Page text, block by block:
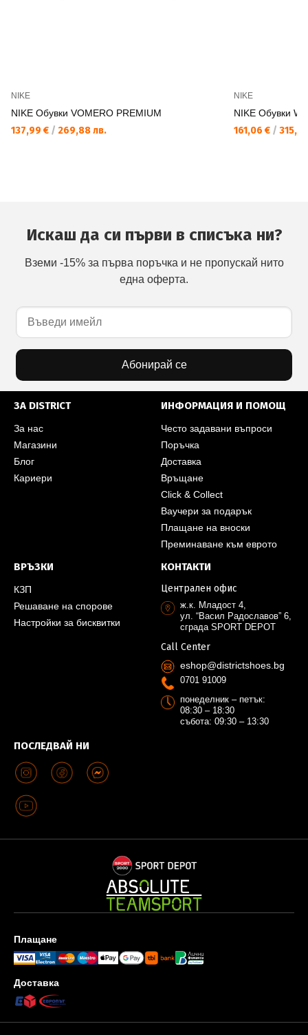
NIKE
NIKE Обувки VOMERO PREMIUM
137,99 € / 269,88 лв.
NIKE
NIKE Обувки W
161,06 € /
Искаш да си първи в списъка ни?
Вземи -15% за първа поръчка и не пропускай нито
една оферта.
Абонирай се
ЗА DISTRICT
За нас
Магазини
Блог
Кариери
ИНФОРМАЦИЯ И ПОМОЩ
Често задавани въпроси
Поръчка
Доставка
Връщане
Click & Collect
Ваучери за подарък
Плащане на вноски
Преминаване към еврото
ВРЪЗКИ
КЗП
Решаване на спорове
Настройки за бисквитки
ПОСЛЕДВАЙ НИ
КОНТАКТИ
Централен офис
ж.к. Младост 4,
ул. “Васил Радославов” 6,
сграда SPORT DEPOT
Call Center
eshop@districtshoes.bg
0701 91009
понеделник – петък:
08:30 – 18:30
събота: 09:30 – 13:30
Плащане
Доставка